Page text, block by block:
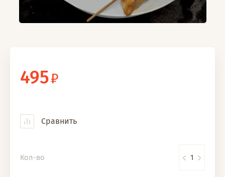
495
Сравнить
Кол-во